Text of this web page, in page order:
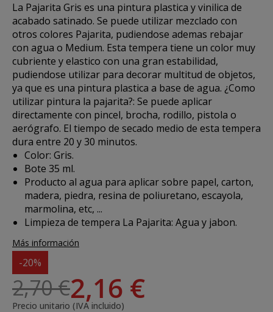
La Pajarita Gris es una pintura plastica y vinilica de
acabado satinado. Se puede utilizar mezclado con
otros colores Pajarita, pudiendose ademas rebajar
con agua o Medium. Esta tempera tiene un color muy
cubriente y elastico con una gran estabilidad,
pudiendose utilizar para decorar multitud de objetos,
ya que es una pintura plastica a base de agua. ¿Como
utilizar pintura la pajarita?: Se puede aplicar
directamente con pincel, brocha, rodillo, pistola o
aerógrafo. El tiempo de secado medio de esta tempera
dura entre 20 y 30 minutos.
Color: Gris.
Bote 35 ml.
Producto al agua para aplicar sobre papel, carton,
madera, piedra, resina de poliuretano, escayola,
marmolina, etc, ...
Limpieza de tempera La Pajarita: Agua y jabon.
Más información
-20%
2,70 €2,16 €
Precio unitario (IVA incluido)